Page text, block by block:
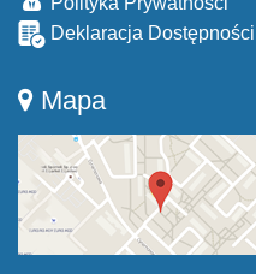
Deklaracja Dostępności
Mapa